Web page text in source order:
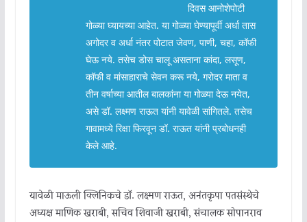
दिवस आनोशेपोटी
गोळ्या घ्यायच्या आहेत. या गोळ्या घेण्यापूर्वी अर्धा तास
अगोदर व अर्धा नंतर पोटात जेवण, पाणी, चहा, कॉफी
घेऊ नये. तसेच डोस चालू असताना कांदा, लसूण,
कॉफी व मांसाहाराचे सेवन करू नये, गरोदर माता व
तीन वर्षाच्या आतील बालकांना या गोळ्या देऊ नयेत,
असे डॉ. लक्ष्मण राऊत यांनी यावेळी सांगितले. तसेच
गावामध्ये रिक्षा फिरवून डॉ. राऊत यांनी प्रबोधनही
केले आहे.
यावेळी माऊली क्लिनिकचे डॉ. लक्ष्मण राऊत, अनंतकृपा पतसंस्थेचे
अध्यक्ष माणिक खराबी, सचिव शिवाजी खराबी, संचालक सोपानराव